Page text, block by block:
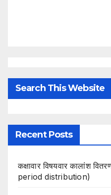
Search This Website
Recent Posts
कक्षावार विषयवार कालांश
period distribution)